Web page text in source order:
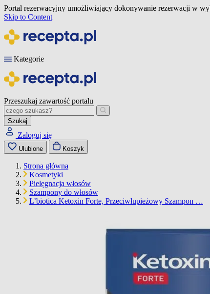
Portal rezerwacyjny umożliwiający dokonywanie rezerwacji w
Skip to Content
Kategorie
Przeszukaj zawartość portalu
Szukaj
Zaloguj się
Ulubione Koszyk
Strona główna
Kosmetyki
Pielęgnacja włosów
Szampony do włosów
L’biotica Ketoxin Forte, Przeciwłupieżowy Szampon …